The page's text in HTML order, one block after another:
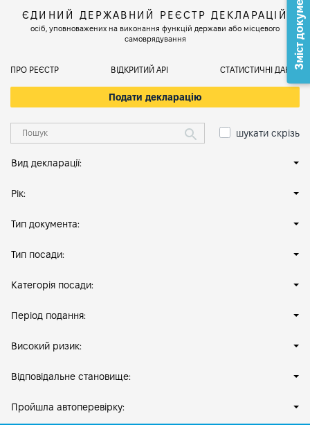
ЄДИНИЙ ДЕРЖАВНИЙ РЕЄСТР ДЕКЛАРАЦІЙ
осіб, уповноважених на виконання функцій держави або місцевого
самоврядування
ПРО РЕЄСТР ВІДКРИТИЙ АРІ СТАТИСТИЧНІ ДАНІ
Подати декларацію
шукати скрізь
Вид декларації:
Рік:
Тип документа:
Тип посади:
Категорія посади:
Період подання:
Високий ризик:
Відповідальне становище:
Пройшла автоперевірку:
Зміст документа